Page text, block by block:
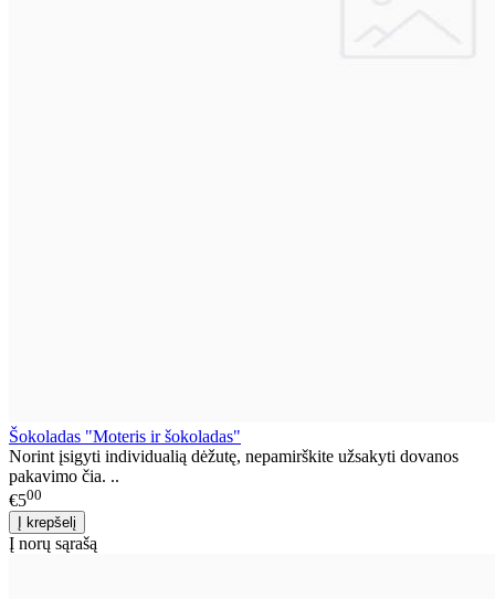
Šokoladas "Moteris ir šokoladas"
Norint įsigyti individualią dėžutę, nepamirškite užsakyti dovanos
pakavimo čia. ..
€500
Į norų sąrašą